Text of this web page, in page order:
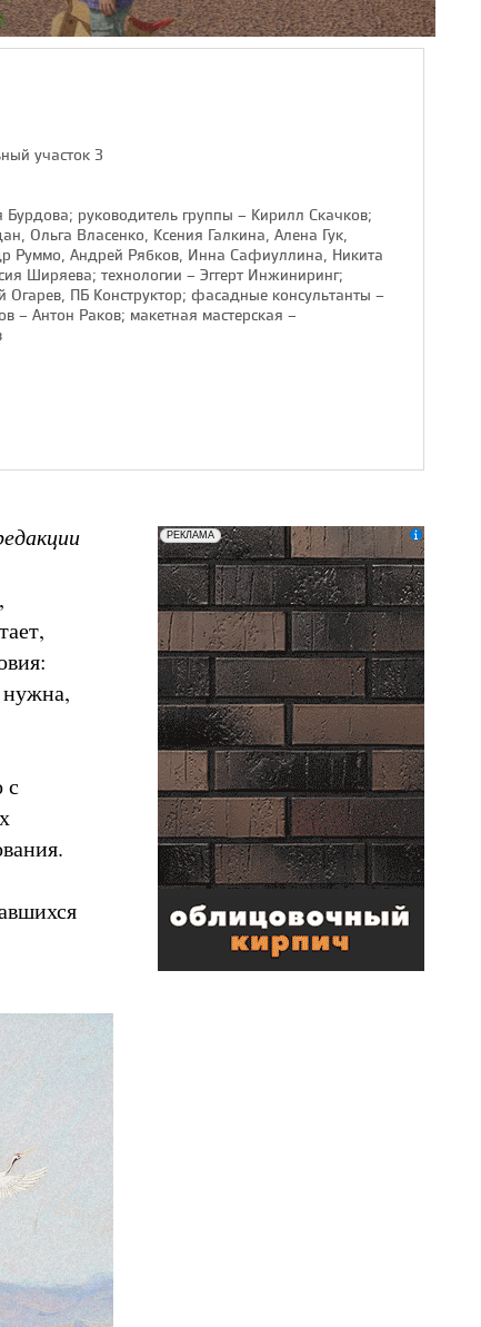
участок 3
руководитель группы – Кирилл Скачков;
Ольга Власенко, Ксения Галкина, Алена Гук,
Руммо, Андрей Рябков, Инна Сафиуллина, Никита
Ширяева; технологии – Эггерт Инжиниринг;
ПБ Конструктор; фасадные консультанты –
– Антон Раков; макетная мастерская –
нужна,
с
erid: LatgCAXLX
РЕКЛАМА
ООО «ТД БРАЕР»